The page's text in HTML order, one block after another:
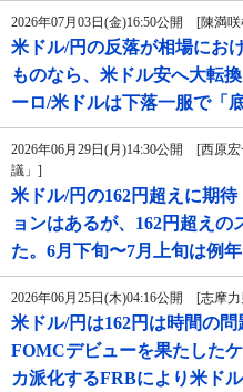
2026年07月03日(金)16:50公開 [陳満
米ドル/円の反落が相場にお
ものなら、米ドル安へ大転
ーロ/米ドルは下落一服で「
2026年06月29日(月)14:30公開 [西原
議」]
米ドル/円の162円超えに期
ョンはあるが、162円超え
た。6月下旬〜7月上旬は例
2026年06月25日(木)04:16公開 [志摩
米ドル/円は162円は時間の
FOMCデビューを果たした
カ派化するFRBにより米ド